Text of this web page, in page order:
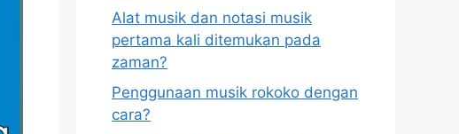
Alat musik dan notasi musik
pertama kali ditemukan pada
zaman?
Penggunaan musik rokoko dengan
cara?